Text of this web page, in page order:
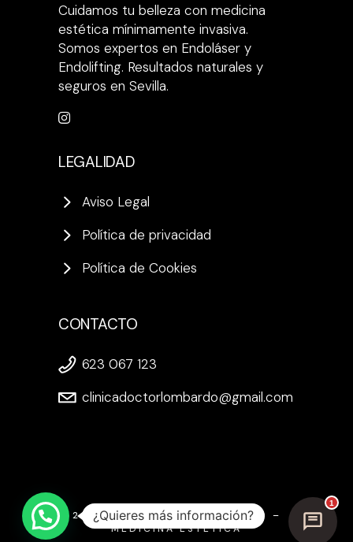
Cuidamos tu belleza con medicina
estética mínimamente invasiva.
Somos expertos en Endoláser y
Endolifting. Resultados naturales y
seguros en Sevilla.
LEGALIDAD
Aviso Legal
Política de privacidad
Política de Cookies
CONTACTO
623 067 123
clinicadoctorlombardo@gmail.com
2025. DR. MIGUEL LOMBARDO –
MEDICINA ESTÉTICA
¿Quieres más información?
1